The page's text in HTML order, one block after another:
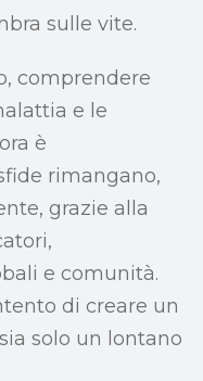
sulle vite.
comprendere
e le
è
rimangano,
grazie alla
e comunità.
di creare un
solo un lontano